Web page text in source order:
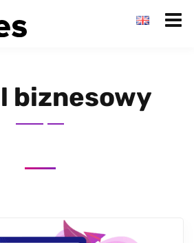
biznesowy